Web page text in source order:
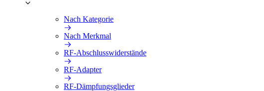
Nach Kategorie
Nach Merkmal
RF-Abschlusswiderstände
RF-Adapter
RF-Dämpfungsglieder